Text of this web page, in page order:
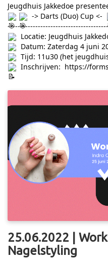
Jeugdhuis Jakkedoe
-> Darts (Duo) Cup <-
Locatie: Jeugdhuis
Datum: Zaterdag 4 juni
Tijd: 11u30 (het
Inschrijven: https://
25.06.2022 |
Nagelstyling